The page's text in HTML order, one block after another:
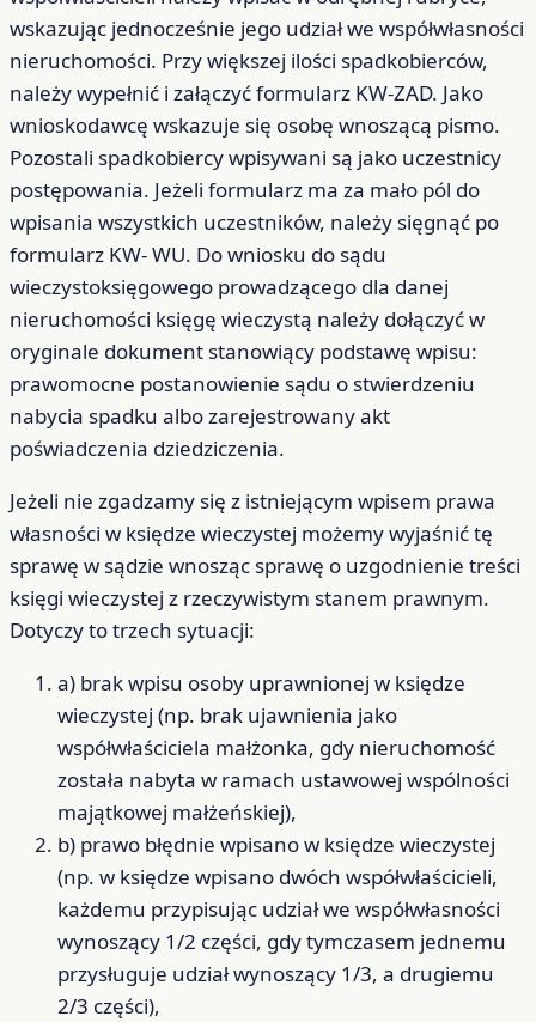
wskazując jednocześnie jego udział we współwłasności
nieruchomości. Przy większej ilości spadkobierców,
należy wypełnić i załączyć formularz KW-ZAD. Jako
wnioskodawcę wskazuje się osobę wnoszącą pismo.
Pozostali spadkobiercy wpisywani są jako uczestnicy
postępowania. Jeżeli formularz ma za mało pól do
wpisania wszystkich uczestników, należy sięgnąć po
formularz KW- WU. Do wniosku do sądu
wieczystoksięgowego prowadzącego dla danej
nieruchomości księgę wieczystą należy dołączyć w
oryginale dokument stanowiący podstawę wpisu:
prawomocne postanowienie sądu o stwierdzeniu
nabycia spadku albo zarejestrowany akt
poświadczenia dziedziczenia.
Jeżeli nie zgadzamy się z istniejącym wpisem prawa
własności w księdze wieczystej możemy wyjaśnić tę
sprawę w sądzie wnosząc sprawę o uzgodnienie treści
księgi wieczystej z rzeczywistym stanem prawnym.
Dotyczy to trzech sytuacji:
a) brak wpisu osoby uprawnionej w księdze
wieczystej (np. brak ujawnienia jako
współwłaściciela małżonka, gdy nieruchomość
została nabyta w ramach ustawowej wspólności
majątkowej małżeńskiej),
b) prawo błędnie wpisano w księdze wieczystej
(np. w księdze wpisano dwóch współwłaścicieli,
każdemu przypisując udział we współwłasności
wynoszący 1/2 części, gdy tymczasem jednemu
przysługuje udział wynoszący 1/3, a drugiemu
2/3 części),